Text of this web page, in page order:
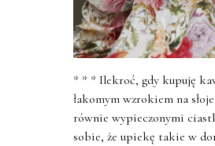
* * * Ilekroć, gdy kupuję
łakomym wzrokiem na
równie wypieczonymi
sobie, że upiekę takie w